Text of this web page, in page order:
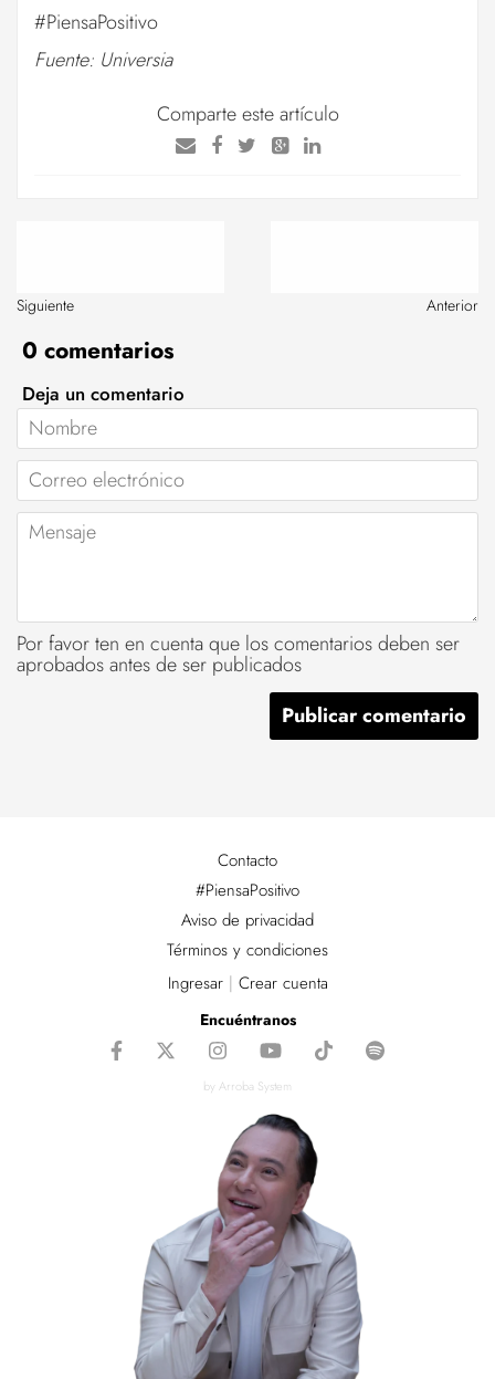
#PiensaPositivo
Fuente: Universia
Comparte este artículo
Anterior
Siguiente
0 comentarios
Deja un comentario
Nombre
Correo
electrónico
Mensaje
Por favor ten en cuenta que los comentarios deben ser
aprobados antes de ser publicados
Contacto
#PiensaPositivo
Aviso de privacidad
Términos y condiciones
Ingresar| Crear cuenta
Encuéntranos
by Arroba System